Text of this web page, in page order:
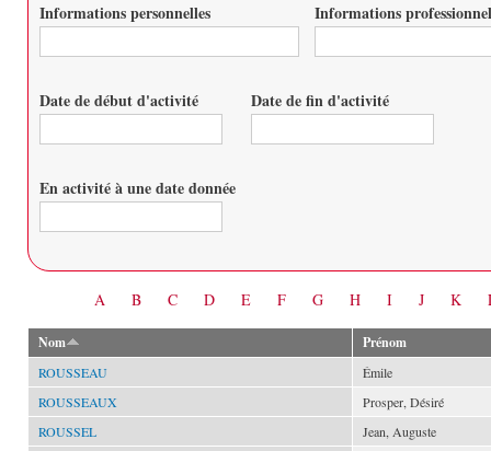
Informations personnelles Informations
Date de début d'activité Date de fin d'activité
En activité à une date donnée
A B C D E F G H I J K
Nom Prénom
ROUSSEAU
Émile
ROUSSEAUX
Prosper, Désiré
ROUSSEL
Jean, Auguste